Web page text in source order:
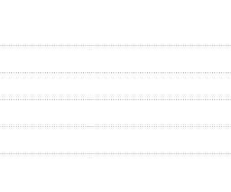
В и С по VDE 0641